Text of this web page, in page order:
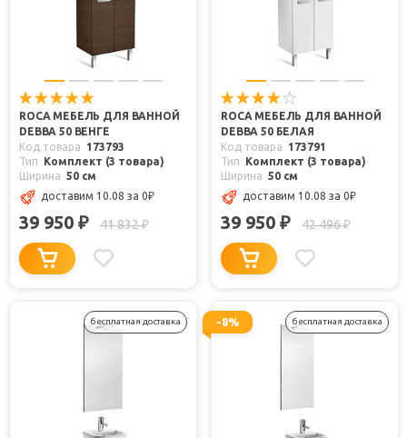
ROCA МЕБЕЛЬ ДЛЯ ВАННОЙ
DEBBA 50 ВЕНГЕ
Код товара
173793
Тип
Комплект (3 товара)
Ширина 50 см
доставим 10.08 за 0₽
39 950 ₽ 41 832₽
ROCA МЕБЕЛЬ ДЛЯ ВАННОЙ
DEBBA 50 БЕЛАЯ
Код товара
173791
Тип
Комплект (3 товара)
Ширина 50 см
доставим 10.08 за 0₽
39 950 ₽ 42 496₽
бесплатная доставка -8% бесплатная доставка